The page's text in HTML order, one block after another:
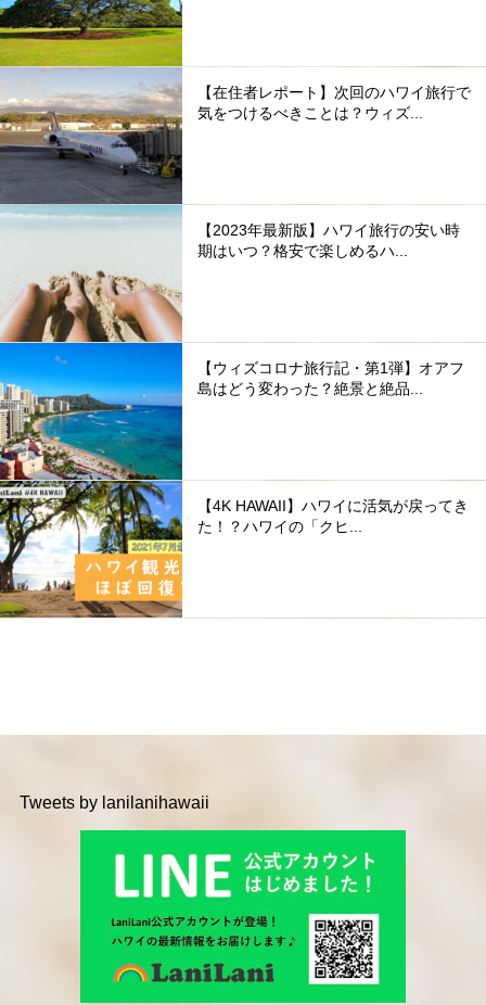
【在住者レポート】次回のハワイ旅行で
気をつけるべきことは？ウィズ...
【2023年最新版】ハワイ旅行の安い時
期はいつ？格安で楽しめるハ...
【ウィズコロナ旅行記・第1弾】オアフ
島はどう変わった？絶景と絶品...
【4K HAWAII】ハワイに活気が戻ってき
た！？ハワイの「クヒ...
Tweets by lanilanihawaii